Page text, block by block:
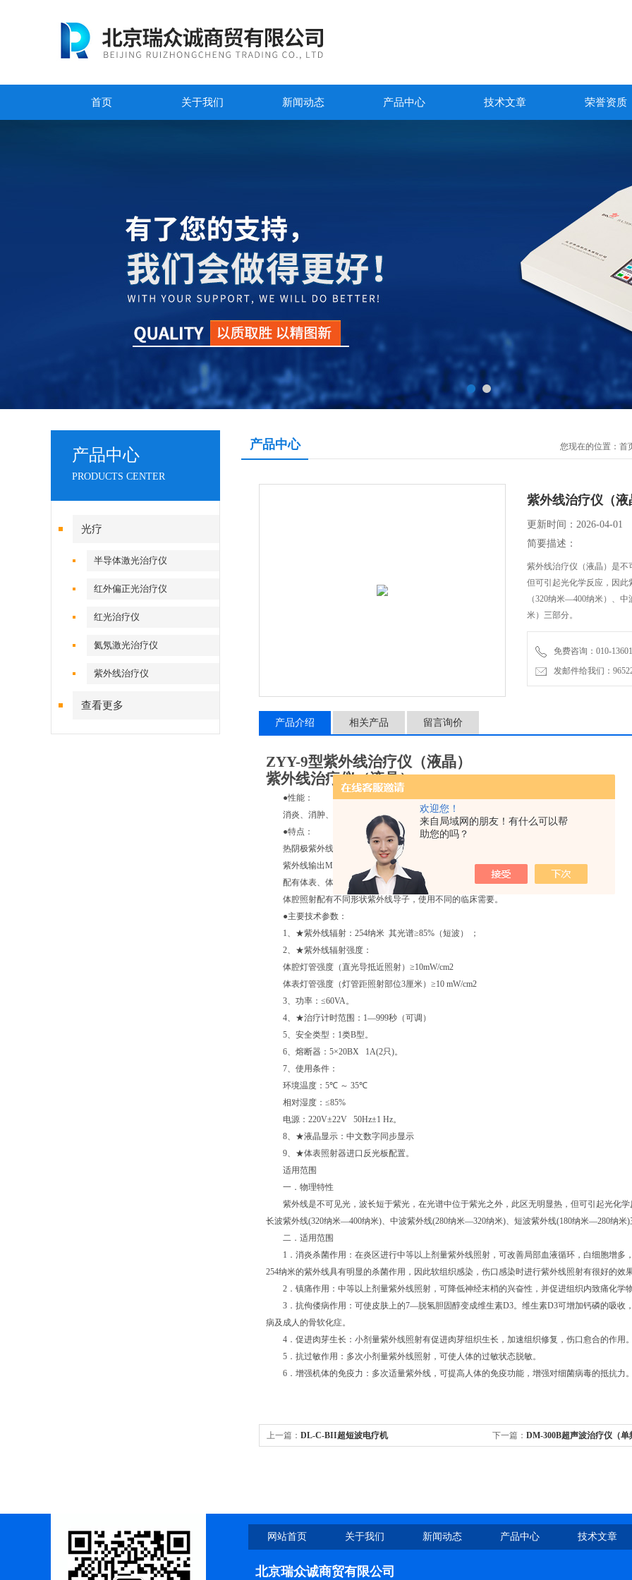
欢迎您！
来自局域网的朋友！有什么可以帮
助您的吗？
首页 关于我们 新闻动态 产品中心 技术文章 荣誉资质
产品中心
PRODUCTS CENTER
光疗
半导体激光治疗仪
红外偏正光治疗仪
红光治疗仪
氦氖激光治疗仪
紫外线治疗仪
查看更多
产品中心 您现在的位置： 首
紫外线治疗仪（液
更新时间：2026-04-01
简要描述：
紫外线治疗仪（液晶）是不
但可引起光化学反应，因
（320纳米—400纳米）、
米）三部分。
免费咨询：010-
发邮件给我们：
产品介绍 相关产品 留言询价
ZYY-9型紫外线治疗仪（液晶）
紫外线治疗仪（液晶）
●性能：
消炎、消肿、镇痛、杀菌、促进组织再生，增强人体免疫力，提高机体抵抗能力。
●特点：
热阴极紫外线灯管（治疗时不需预热）。
紫外线输出MED
秒。
配有体表、体腔照射器（还可以根据用户需要陪妇科照射器）。
体腔照射配有不同形状紫外线导子，使用不同的临床需要。
●主要技术参数：
1、★紫外线辐射： 254纳米 其光谱≥85% （短波）
；
2、★紫外线辐射强度：
体腔灯管强度（直光导抵近照射）≥10mW/cm2
体表灯管强度（灯管距照射部位3厘米）≥10 mW/cm2
3、功率：≤60VA。
4、★治疗计时范围： 1—999秒（可调）
5、安全类型： 1类B型。
6、熔断器： 5×20BX 1A(2只)。
7、使用条件：
环境温度： 5℃ ～ 35℃
相对湿度：≤85%
电源： 220V±22V 50Hz±1 Hz。
8、★液晶显示：中文数字同步显示
9、★体表照射器进口反光板配置。
适用范围
一．物理特性
紫外线是不可见光，波长短于紫光，在光谱中位于紫光之外，此区无明显热，但可引起光化学
长波紫外线(320纳米—400纳米)、中波紫外线(280纳米—320纳米)、短波紫外线(180纳米—280纳米)
二．适用范围
1 ．消炎杀菌作用：在炎区进行中等以上剂量紫外线照射，可改善局部血液循环，白细胞增
254纳米的紫外线具有明显的杀菌作用，因此软组织感染，伤口感染时进行紫外线照射有很好的效果
2 ．镇痛作用：中等以上剂量紫外线照射，可降低神经末梢的兴奋性，并促进组织内致痛化学
3 ．抗佝偻病作用：可使皮肤上的7—脱氢胆固醇变成维生素D3。维生素D3可增加钙磷的吸收
病及成人的骨软化症。
4 ．促进肉芽生长：小剂量紫外线照射有促进肉芽组织生长，加速组织修复，伤口愈合的作用。
5 ．抗过敏作用：多次小剂量紫外线照射，可使人体的过敏状态脱敏。
6 ．增强机体的免疫力：多次适量紫外线，可提高人体的免疫功能，增强对细菌病毒的抵抗力。
上一篇： DL-C-BII超短波电疗机 下一篇： DM-300B超声波治疗仪（单
网站首页 关于我们 新闻动态 产品中心 技术文章
北京瑞众诚商贸有限公司